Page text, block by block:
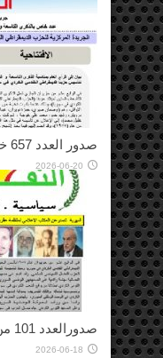
صدور العدد 657 خاص بميلاد الحزب
2026-06-20
صدورالعدد 101 من جريدة التقدمي
2026-06-18